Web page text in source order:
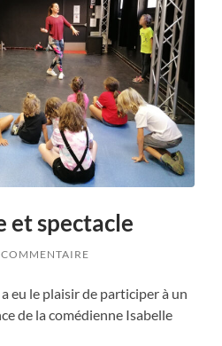
spectacle
eu le plaisir de participer à un
de la comédienne Isabelle